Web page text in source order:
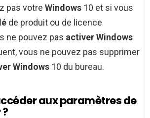
pas votre Windows 10 et si vous
de produit ou de licence
ne pouvez pas activer Windows
vous ne pouvez pas supprimer
Windows 10 du bureau.
aux paramètres de